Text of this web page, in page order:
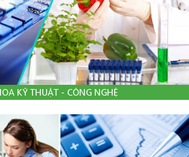
KỸ THUẬT - CÔNG NGHỆ